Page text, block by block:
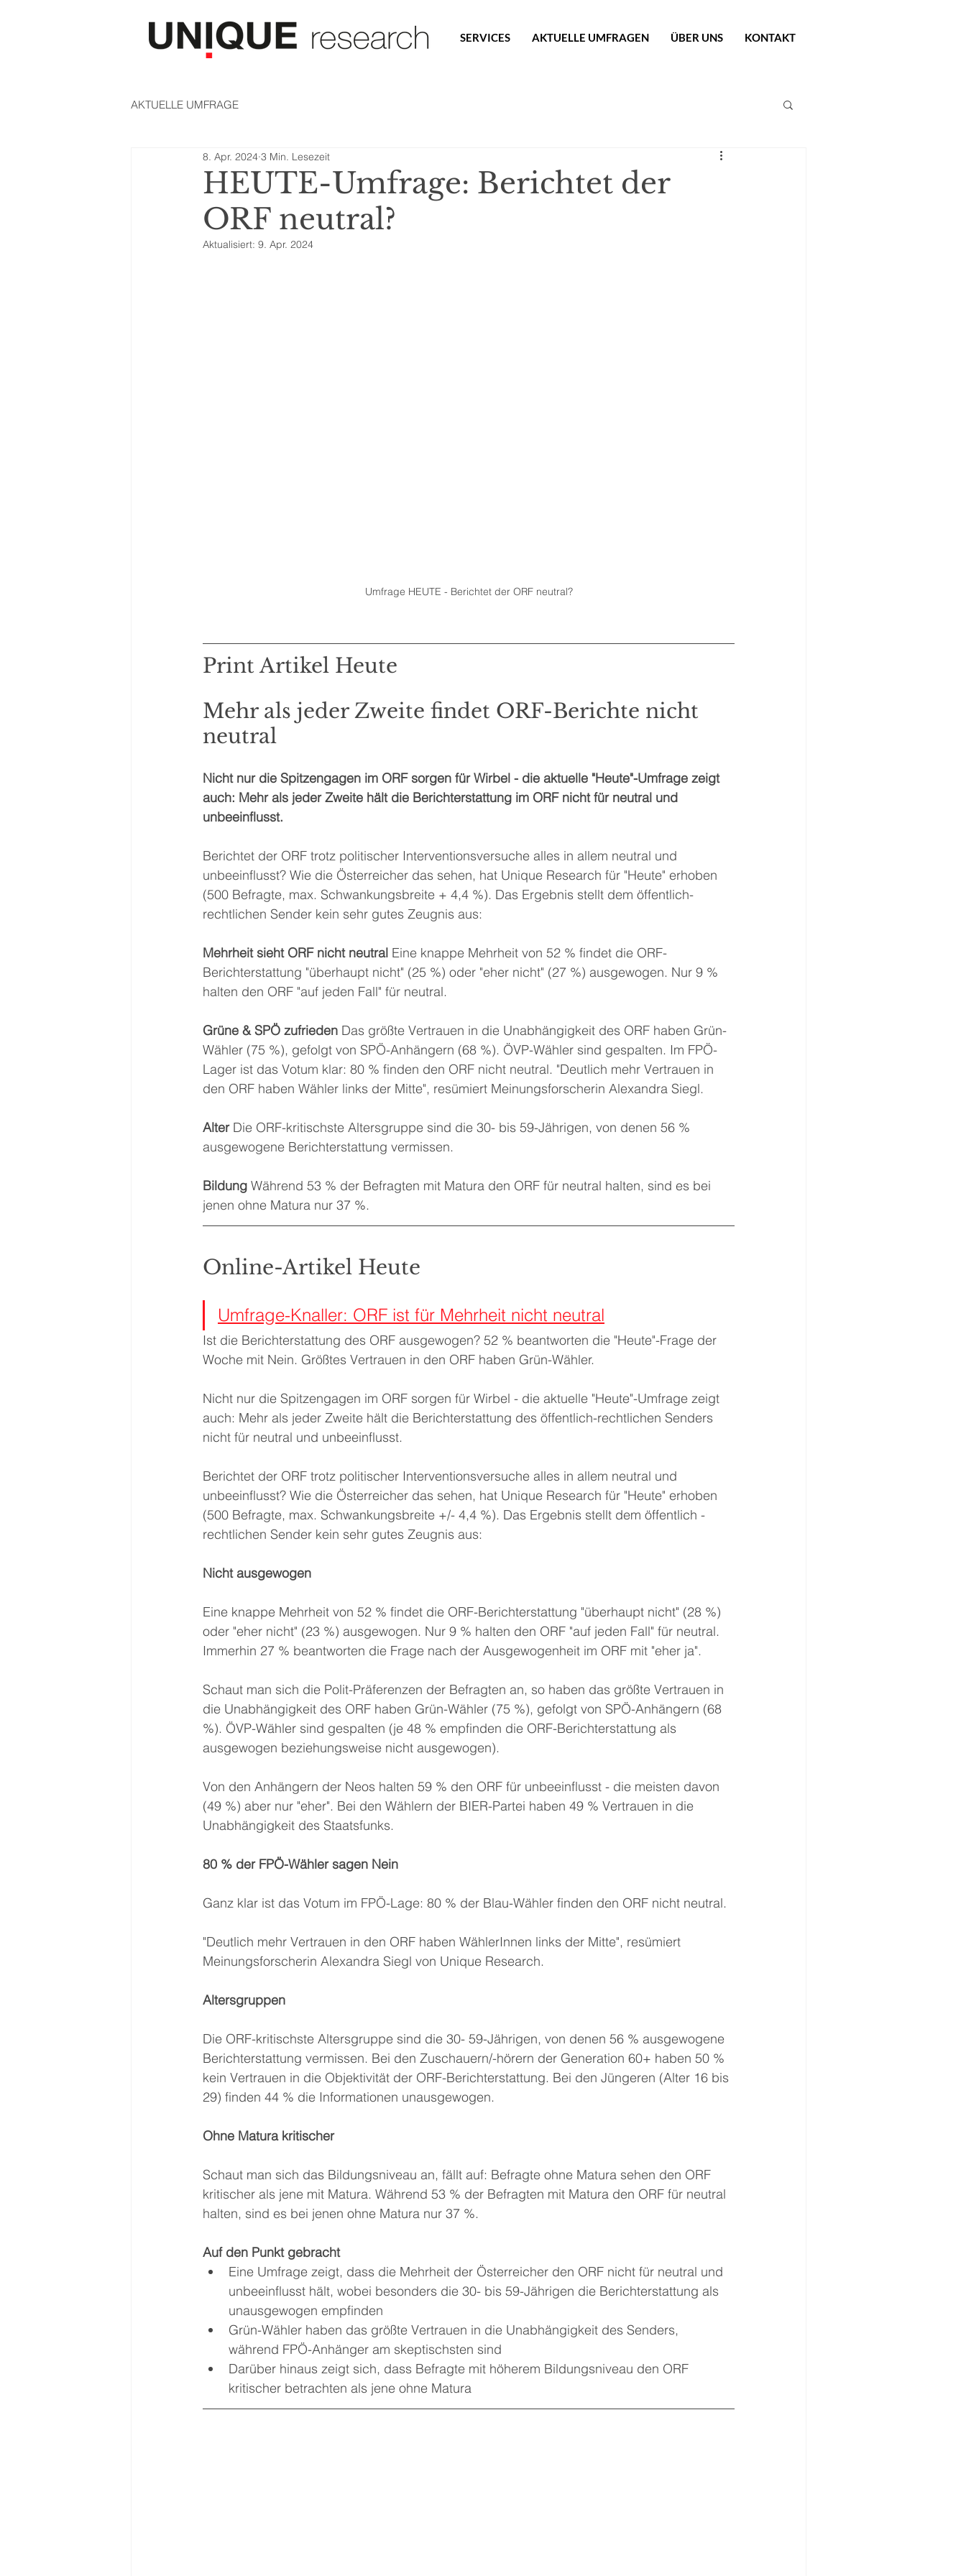
SERVICES AKTUELLE UMFRAGEN ÜBER UNS KONTAKT
AKTUELLE UMFRAGE
HEUTE-Umfrage: Berichtet der
ORF neutral?
8. Apr. 2024 3 Min. Lesezeit
Aktualisiert: 9. Apr. 2024
Umfrage HEUTE - Berichtet der ORF neutral?
Print Artikel Heute
Mehr als jeder Zweite findet ORF-Berichte nicht
neutral
Nicht nur die Spitzengagen im ORF sorgen für Wirbel - die aktuelle "Heute"-Umfrage zeigt
auch: Mehr als jeder Zweite hält die Berichterstattung im ORF nicht für neutral und
unbeeinflusst.
Berichtet der ORF trotz politischer Interventionsversuche alles in allem neutral und
unbeeinflusst? Wie die Österreicher das sehen, hat Unique Research für "Heute" erhoben
(500 Befragte, max. Schwankungsbreite + 4,4 %). Das Ergebnis stellt dem öffentlich-
rechtlichen Sender kein sehr gutes Zeugnis aus:
Mehrheit sieht ORF nicht neutral Eine knappe Mehrheit von 52 % findet die ORF-
Berichterstattung "überhaupt nicht" (25 %) oder "eher nicht" (27 %) ausgewogen. Nur 9 %
halten den ORF "auf jeden Fall" für neutral.
Grüne & SPÖ zufrieden Das größte Vertrauen in die Unabhängigkeit des ORF haben Grün-
Wähler (75 %), gefolgt von SPÖ-Anhängern (68 %). ÖVP-Wähler sind gespalten. Im FPÖ-
Lager ist das Votum klar: 80 % finden den ORF nicht neutral. "Deutlich mehr Vertrauen in
den ORF haben Wähler links der Mitte", resümiert Meinungsforscherin Alexandra Siegl.
Alter Die ORF-kritischste Altersgruppe sind die 30- bis 59-Jährigen, von denen 56 %
ausgewogene Berichterstattung vermissen.
Bildung Während 53 % der Befragten mit Matura den ORF für neutral halten, sind es bei
jenen ohne Matura nur 37 %.
Online-Artikel Heute
Umfrage-Knaller: ORF ist für Mehrheit nicht neutral
Ist die Berichterstattung des ORF ausgewogen? 52 % beantworten die "Heute"-Frage der
Woche mit Nein. Größtes Vertrauen in den ORF haben Grün-Wähler.
Nicht nur die Spitzengagen im ORF sorgen für Wirbel - die aktuelle "Heute"-Umfrage zeigt
auch: Mehr als jeder Zweite hält die Berichterstattung des öffentlich-rechtlichen Senders
nicht für neutral und unbeeinflusst.
Berichtet der ORF trotz politischer Interventionsversuche alles in allem neutral und
unbeeinflusst? Wie die Österreicher das sehen, hat Unique Research für "Heute" erhoben
(500 Befragte, max. Schwankungsbreite +/- 4,4 %). Das Ergebnis stellt dem öffentlich -
rechtlichen Sender kein sehr gutes Zeugnis aus:
Nicht ausgewogen
Eine knappe Mehrheit von 52 % findet die ORF-Berichterstattung "überhaupt nicht" (28 %)
oder "eher nicht" (23 %) ausgewogen. Nur 9 % halten den ORF "auf jeden Fall" für neutral.
Immerhin 27 % beantworten die Frage nach der Ausgewogenheit im ORF mit "eher ja".
Schaut man sich die Polit-Präferenzen der Befragten an, so haben das größte Vertrauen in
die Unabhängigkeit des ORF haben Grün-Wähler (75 %), gefolgt von SPÖ-Anhängern (68
%). ÖVP-Wähler sind gespalten (je 48 % empfinden die ORF-Berichterstattung als
ausgewogen beziehungsweise nicht ausgewogen).
Von den Anhängern der Neos halten 59 % den ORF für unbeeinflusst - die meisten davon
(49 %) aber nur "eher". Bei den Wählern der BIER-Partei haben 49 % Vertrauen in die
Unabhängigkeit des Staatsfunks.
80 % der FPÖ-Wähler sagen Nein
Ganz klar ist das Votum im FPÖ-Lage: 80 % der Blau-Wähler finden den ORF nicht neutral.
"Deutlich mehr Vertrauen in den ORF haben WählerInnen links der Mitte", resümiert
Meinungsforscherin Alexandra Siegl von Unique Research.
Altersgruppen
Die ORF-kritischste Altersgruppe sind die 30- 59-Jährigen, von denen 56 % ausgewogene
Berichterstattung vermissen. Bei den Zuschauern/-hörern der Generation 60+ haben 50 %
kein Vertrauen in die Objektivität der ORF-Berichterstattung. Bei den Jüngeren (Alter 16 bis
29) finden 44 % die Informationen unausgewogen.
Ohne Matura kritischer
Schaut man sich das Bildungsniveau an, fällt auf: Befragte ohne Matura sehen den ORF
kritischer als jene mit Matura. Während 53 % der Befragten mit Matura den ORF für neutral
halten, sind es bei jenen ohne Matura nur 37 %.
Auf den Punkt gebracht
Eine Umfrage zeigt, dass die Mehrheit der Österreicher den ORF nicht für neutral und
unbeeinflusst hält, wobei besonders die 30- bis 59-Jährigen die Berichterstattung als
unausgewogen empfinden
Grün-Wähler haben das größte Vertrauen in die Unabhängigkeit des Senders,
während FPÖ-Anhänger am skeptischsten sind
Darüber hinaus zeigt sich, dass Befragte mit höherem Bildungsniveau den ORF
kritischer betrachten als jene ohne Matura